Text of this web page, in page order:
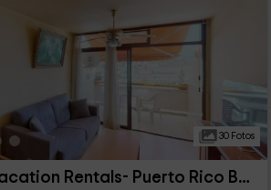
30 Fotos
Lightbooking Vacation Rentals- Puerto Rico Balcón